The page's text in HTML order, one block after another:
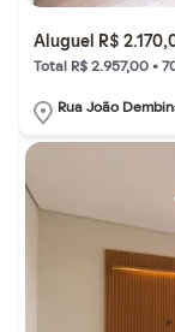
Aluguel R$
Total R$ 2.957,00 •
Rua João